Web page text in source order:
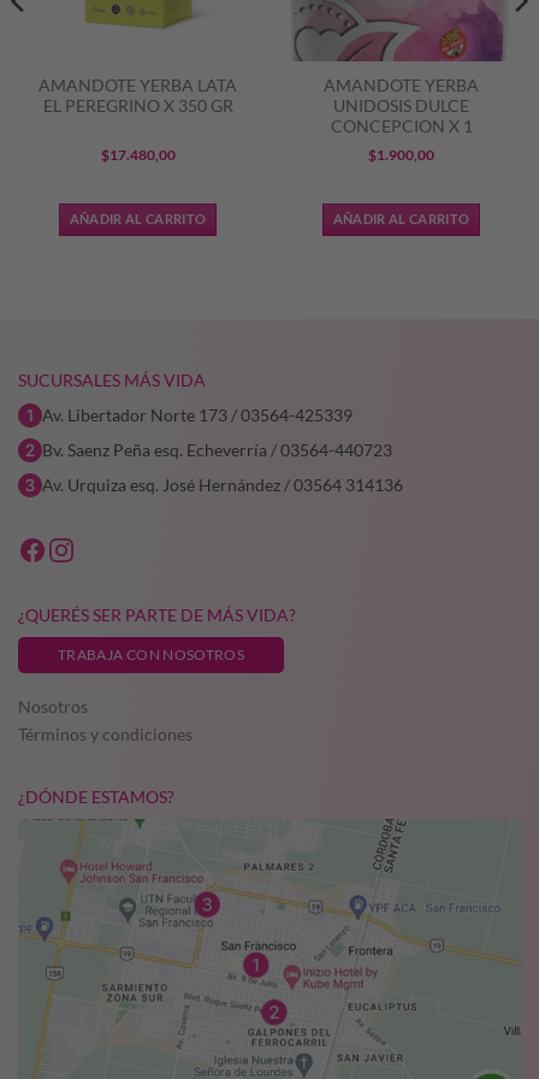
AMANDOTE YERBA LATA
EL PEREGRINO X 350 GR
$17.480,00
AÑADIR AL CARRITO
AMANDOTE YERBA
UNIDOSIS DULCE
CONCEPCION X 1
$1.900,00
AÑADIR AL CARRITO
SUCURSALES MÁS VIDA
Av. Libertador Norte 173 / 03564-425339
Bv. Saenz Peña esq. Echeverría / 03564-440723
Av. Urquiza esq. José Hernández / 03564 314136
¿QUERÉS SER PARTE DE MÁS VIDA?
TRABAJA CON NOSOTROS
Nosotros
Términos y condiciones
¿DÓNDE ESTAMOS?